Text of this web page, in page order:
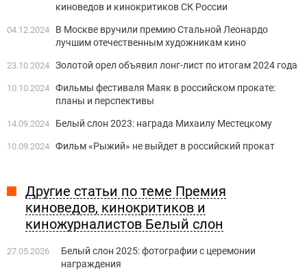
киноведов и кинокритиков СК России
04.12.2024
В Москве вручили премию Стальной Леонардо
лучшим отечественным художникам кино
23.10.2024 Золотой орел объявил лонг-лист по итогам 2024 года
10.10.2024 Фильмы фестиваля Маяк в российском прокате:
планы и перспективы
14.09.2024 Белый слон 2023: награда Михаилу Местецкому
10.09.2024 Фильм «Рыжий» не выйдет в российский прокат
Другие статьи по теме Премия
киноведов, кинокритиков и
киножурналистов Белый слон
27.05.2026
Белый слон 2025: фотографии с церемонии
награждения